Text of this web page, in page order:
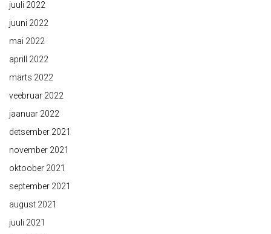
juuli 2022
juuni 2022
mai 2022
aprill 2022
märts 2022
veebruar 2022
jaanuar 2022
detsember 2021
november 2021
oktoober 2021
september 2021
august 2021
juuli 2021